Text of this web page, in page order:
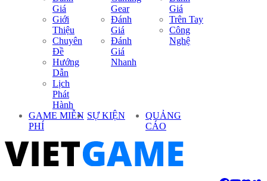
Giá
Giới
Thiệu
Chuyên
Đề
Hướng
Dẫn
Lịch
Phát
Hành
Gear
Đánh
Giá
Đánh
Giá
Nhanh
Giá
Trên Tay
Công
Nghệ
GAME MIỄN
PHÍ
SỰ KIỆN
QUẢNG
CÁO